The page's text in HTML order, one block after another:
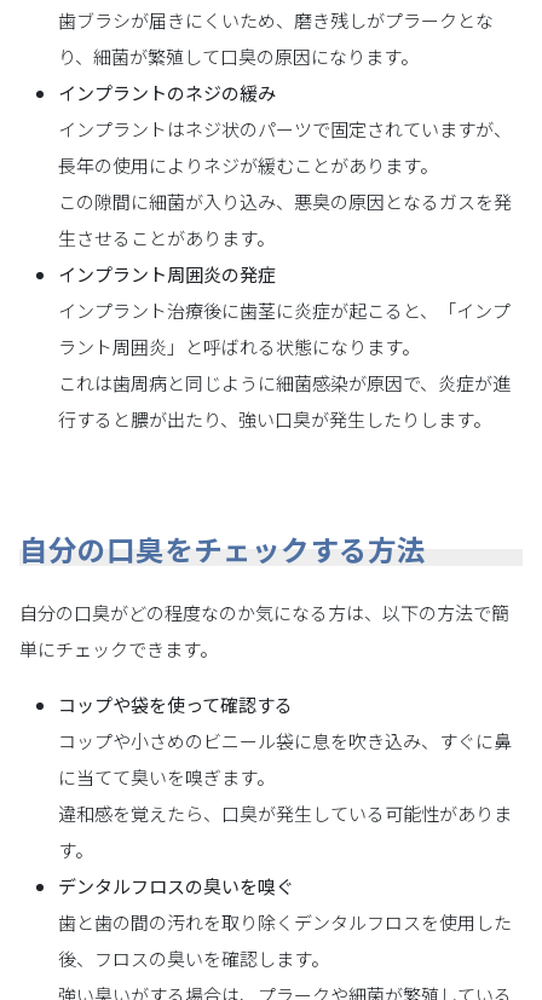
歯ブラシが届きにくいため、磨き残しがプラークとな
り、細菌が繁殖して口臭の原因になります。
インプラントのネジの緩み
インプラントはネジ状のパーツで固定されていますが、
長年の使用によりネジが緩むことがあります。
この隙間に細菌が入り込み、悪臭の原因となるガスを発
生させることがあります。
インプラント周囲炎の発症
インプラント治療後に歯茎に炎症が起こると、「インプ
ラント周囲炎」と呼ばれる状態になります。
これは歯周病と同じように細菌感染が原因で、炎症が進
行すると膿が出たり、強い口臭が発生したりします。
自分の口臭をチェックする方法
自分の口臭がどの程度なのか気になる方は、以下の方法で簡
単にチェックできます。
コップや袋を使って確認する
コップや小さめのビニール袋に息を吹き込み、すぐに鼻
に当てて臭いを嗅ぎます。
違和感を覚えたら、口臭が発生している可能性がありま
す。
デンタルフロスの臭いを嗅ぐ
歯と歯の間の汚れを取り除くデンタルフロスを使用した
後、フロスの臭いを確認します。
強い臭いがする場合は、プラークや細菌が繁殖している